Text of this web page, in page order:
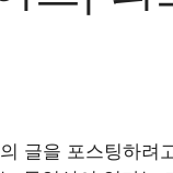
글을 포스팅하려